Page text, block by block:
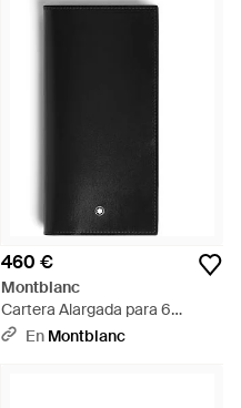
460 €
Montblanc
Cartera Alargada para 6
Tarjetas de Piel Meisterstück -
En Montblanc